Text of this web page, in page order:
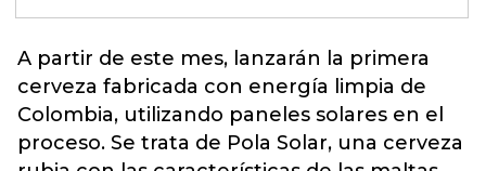
A partir de este mes, lanzarán la primera
cerveza fabricada con energía limpia de
Colombia, utilizando paneles solares en el
proceso. Se trata de Pola Solar, una cerveza